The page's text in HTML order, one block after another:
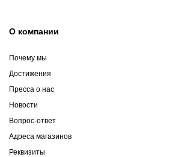
О компании
Почему мы
Достижения
Пресса о нас
Новости
Вопрос-ответ
Адреса магазинов
Реквизиты